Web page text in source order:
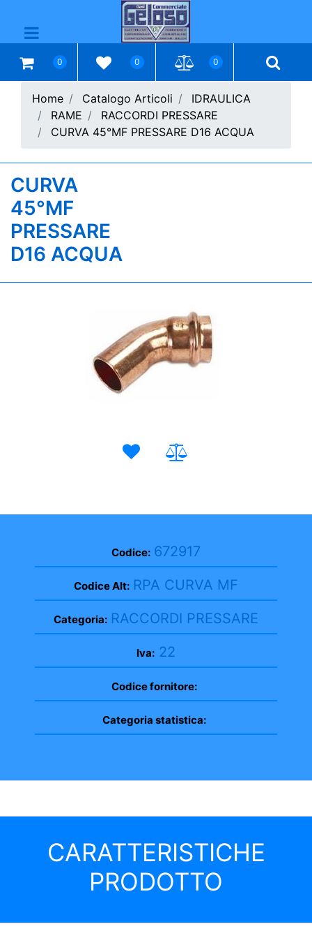
Open menu
0 0 0
Home Catalogo Articoli
IDRAULICA
RAME
RACCORDI PRESSARE
CURVA 45°MF PRESSARE D16 ACQUA
CURVA
45°MF
PRESSARE
D16 ACQUA
Codice: 672917
Codice Alt: RPA CURVA MF
Categoria: RACCORDI PRESSARE
Iva: 22
Codice fornitore:
Categoria statistica:
CARATTERISTICHE
PRODOTTO